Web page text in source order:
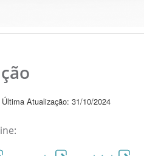
Atualização: 31/10/2024